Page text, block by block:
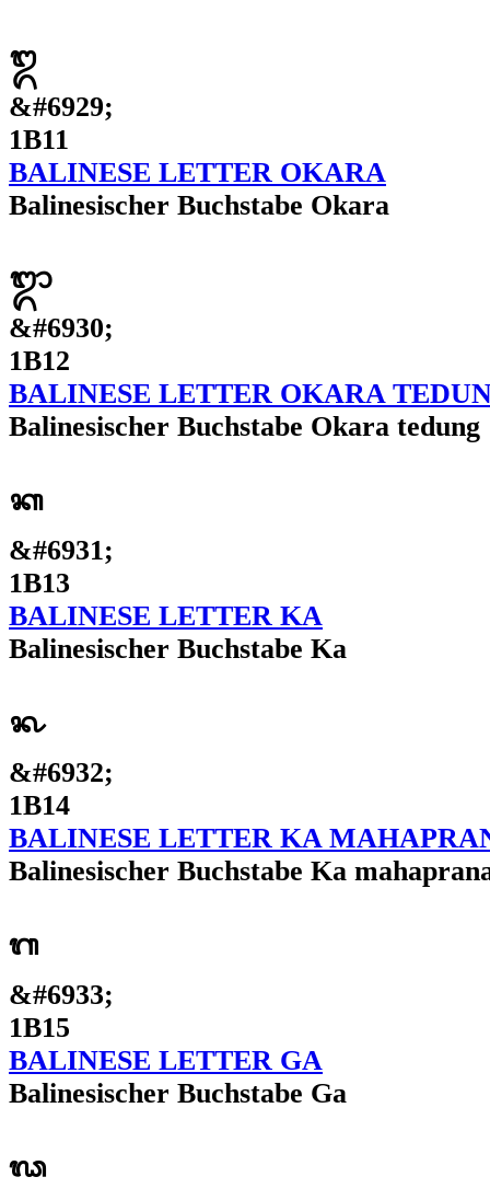
ᬑ
&#6929;
1B11
BALINESE LETTER OKARA
Balinesischer Buchstabe Okara
ᬒ
&#6930;
1B12
BALINESE LETTER OKARA
Balinesischer Buchstabe Okara tedung
ᬓ
&#6931;
1B13
BALINESE LETTER KA
Balinesischer Buchstabe Ka
ᬔ
&#6932;
1B14
BALINESE LETTER KA
Balinesischer Buchstabe Ka
ᬕ
&#6933;
1B15
BALINESE LETTER GA
Balinesischer Buchstabe Ga
ᬖ